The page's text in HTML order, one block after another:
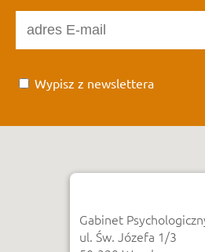
Wypisz z newslettera
Gabinet
ul. Św. Józefa 1/3